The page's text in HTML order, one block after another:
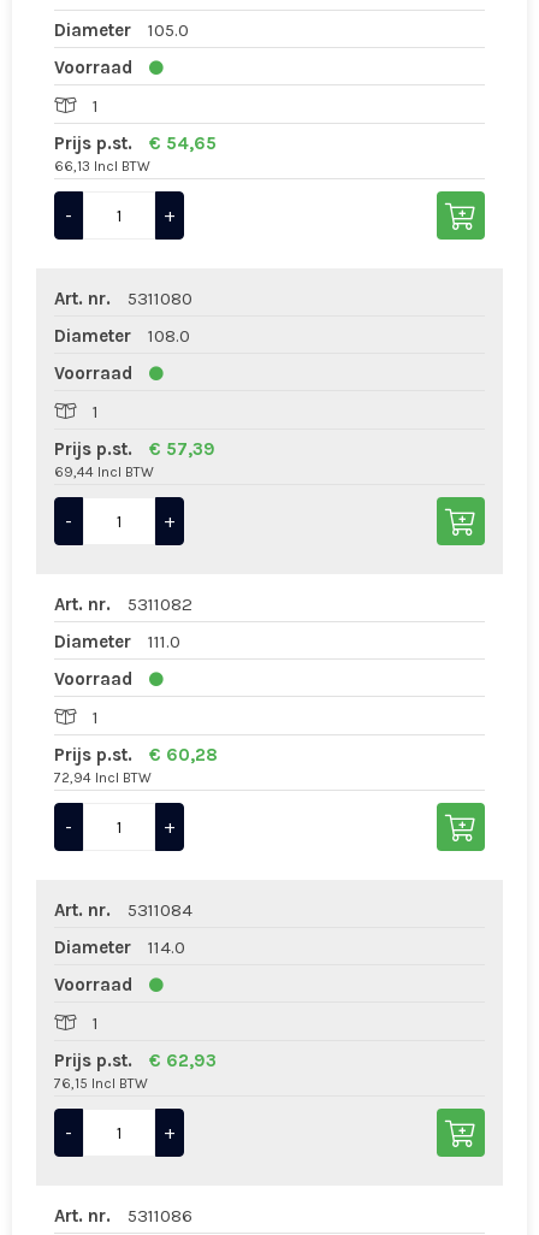
Diameter
105.0
Voorraad
1
Prijs p.st.
€ 54,65
66,13 Incl BTW
- +
Art. nr.
5311080
Diameter
108.0
Voorraad
1
Prijs p.st.
€ 57,39
69,44 Incl BTW
- +
Art. nr.
5311082
Diameter
111.0
Voorraad
1
Prijs p.st.
€ 60,28
72,94 Incl BTW
- +
Art. nr.
5311084
Diameter
114.0
Voorraad
1
Prijs p.st.
€ 62,93
76,15 Incl BTW
- +
Art. nr.
5311086